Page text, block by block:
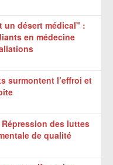
un désert médical" :
en médecine
surmontent l’effroi et
des luttes
de qualité